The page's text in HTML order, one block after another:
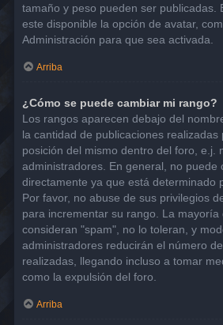
tamaño y peso pueden ser publicadas.
este disponible la opción de avatar,
Administración para que sea activada.
Arriba
¿Cómo se puede cambiar mi rango?
Los rangos aparecen debajo del
la cantidad de publicaciones realizadas
posición del mismo dentro del foro, e.j.
administradores. En general, no puede
directamente ya que está determinado
Por favor, no abuse de sus privilegios
para incrementar su rango. La mayoría
consideran "spam", no lo toleran, y
administradores reducirán el número
realizadas, llegando incluso a tomar
como la expulsión del foro.
Arriba